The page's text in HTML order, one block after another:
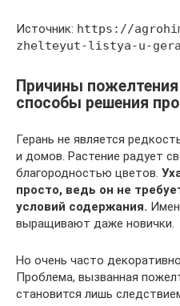
Источник: https://
zhelteyut-listya-u-
Причины пожелтения
способы решения
Герань не является
и домов. Растение радует
благородностью цветов.
просто, ведь он не
условий содержания.
выращивают даже новички.
Но очень часто
Проблема, вызванная
становится лишь